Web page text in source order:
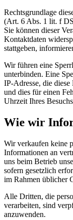
Rechtsgrundlage
(Art. 6 Abs. 1 lit. f
Sie können dieser
Kontaktdaten
stattgeben,
Wir führen eine
unterbinden. Eine
IP-Adresse, die
und dies für einen
Uhrzeit Ihres
Wie wir
Wir verkaufen keine
Informationen an
uns beim Betrieb
sofern gesetzlich
im Rahmen üblicher
Alle Dritten, die
verarbeiten, sind
anzuwenden.